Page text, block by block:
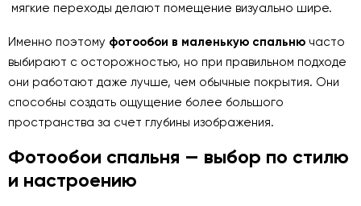
мягкие переходы делают помещение визуально шире.
Именно поэтому фотообои в маленькую спальню часто
выбирают с осторожностью, но при правильном подходе
они работают даже лучше, чем обычные покрытия. Они
способны создать ощущение более большого
пространства за счет глубины изображения.
Фотообои спальня — выбор по стилю
и настроению